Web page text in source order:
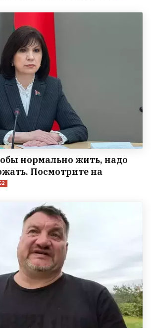
нормально жить, надо
Посмотрите на